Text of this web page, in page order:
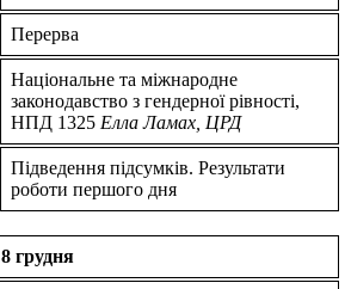
Перерва
Національне та міжнародне
законодавство з гендерної рівності,
НПД 1325 Елла Ламах, ЦРД
Підведення підсумків. Результати
роботи першого дня
8 грудня